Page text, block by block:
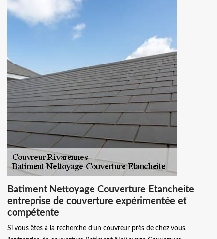
Batiment Nettoyage Couverture Etancheite
entreprise de couverture expérimentée et
compétente
Si vous êtes à la recherche d’un couvreur près de chez vous,